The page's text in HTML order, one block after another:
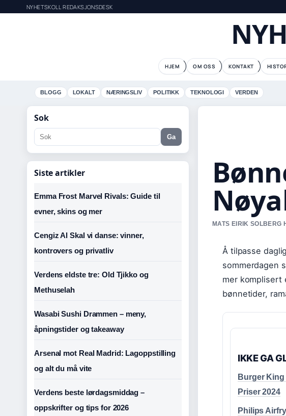
NYHETSKOLL REDAKSJONSDESK
HJEM OM OSS KONTAKT
BLOGG LOKALT NÆRINGSLIV POLITIKK TEKNOLOGI VERDEN
MATS EIRIK SOLBERG
Å tilpasse
sommerdagen
mer komplisert
bønnetider,
IKKE GA
Burger
Priser 2024
Philips
Sok
Ga
Siste artikler
Emma Frost Marvel Rivals: Guide til
evner, skins og mer
Cengiz Al Skal vi danse: vinner,
kontrovers og privatliv
Verdens eldste tre: Old Tjikko og
Methuselah
Wasabi Sushi Drammen – meny,
åpningstider og takeaway
Arsenal mot Real Madrid: Lagoppstilling
og alt du må vite
Verdens beste lørdagsmiddag –
oppskrifter og tips for 2026